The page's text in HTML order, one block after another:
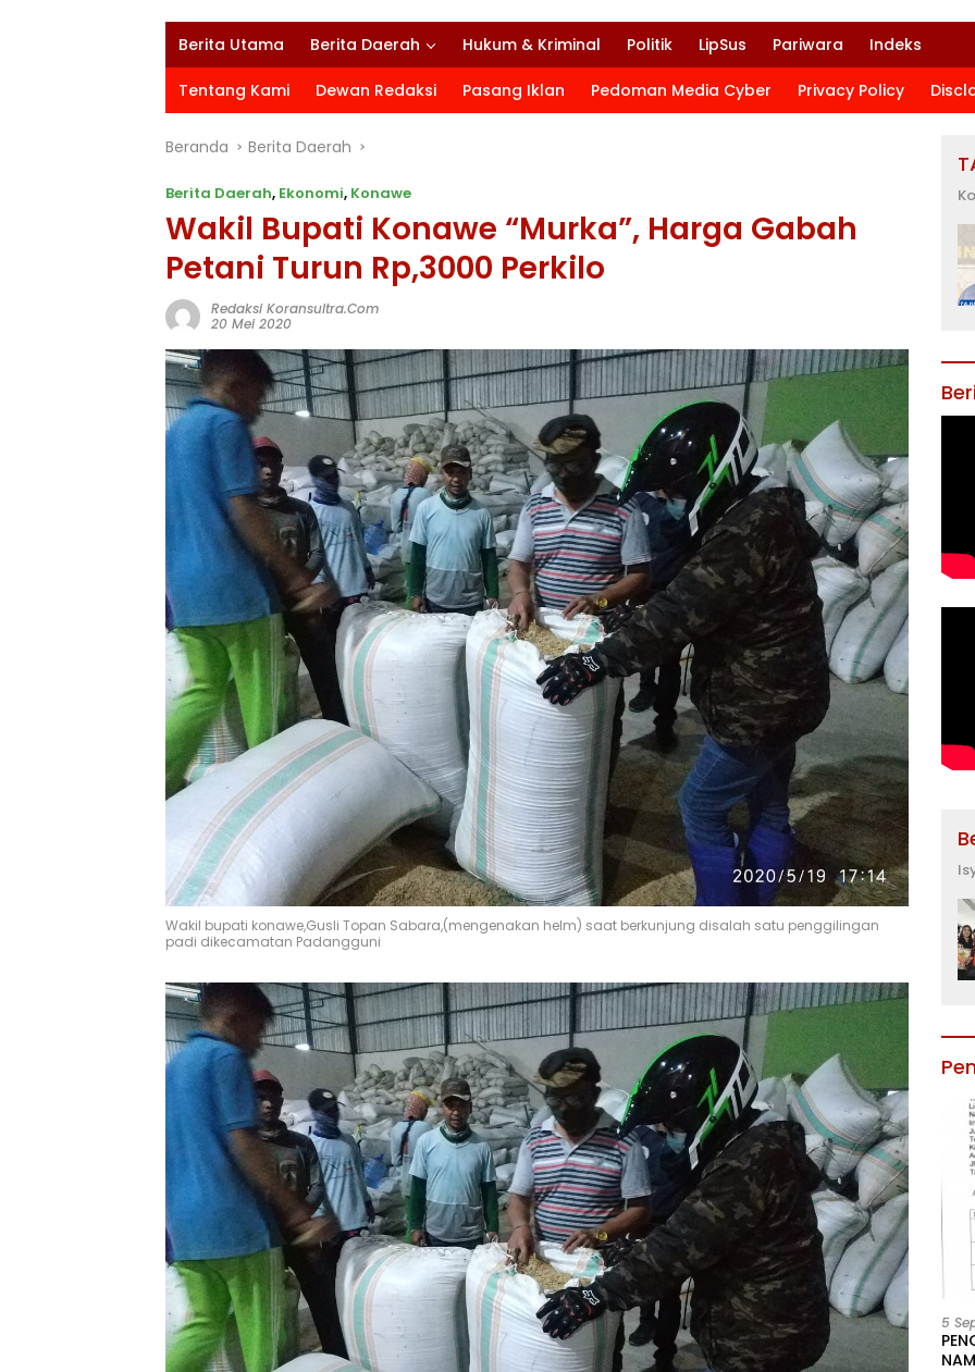
Berita Utama Berita Daerah Hukum & Kriminal Politik LipSus Pariwara Indeks
Tentang Kami Dewan Redaksi Pasang Iklan Pedoman Media Cyber Privacy Policy
Beranda Berita Daerah
Berita Daerah, Ekonomi, Konawe
Wakil Bupati Konawe “Murka”, Harga Gabah
Petani Turun Rp,3000 Perkilo
Redaksi Koransultra.com
20 Mei 2020
Wakil bupati konawe,Gusli Topan Sabara,(mengenakan helm) saat berkunjung disalah satu penggilingan
padi dikecamatan Padangguni
5